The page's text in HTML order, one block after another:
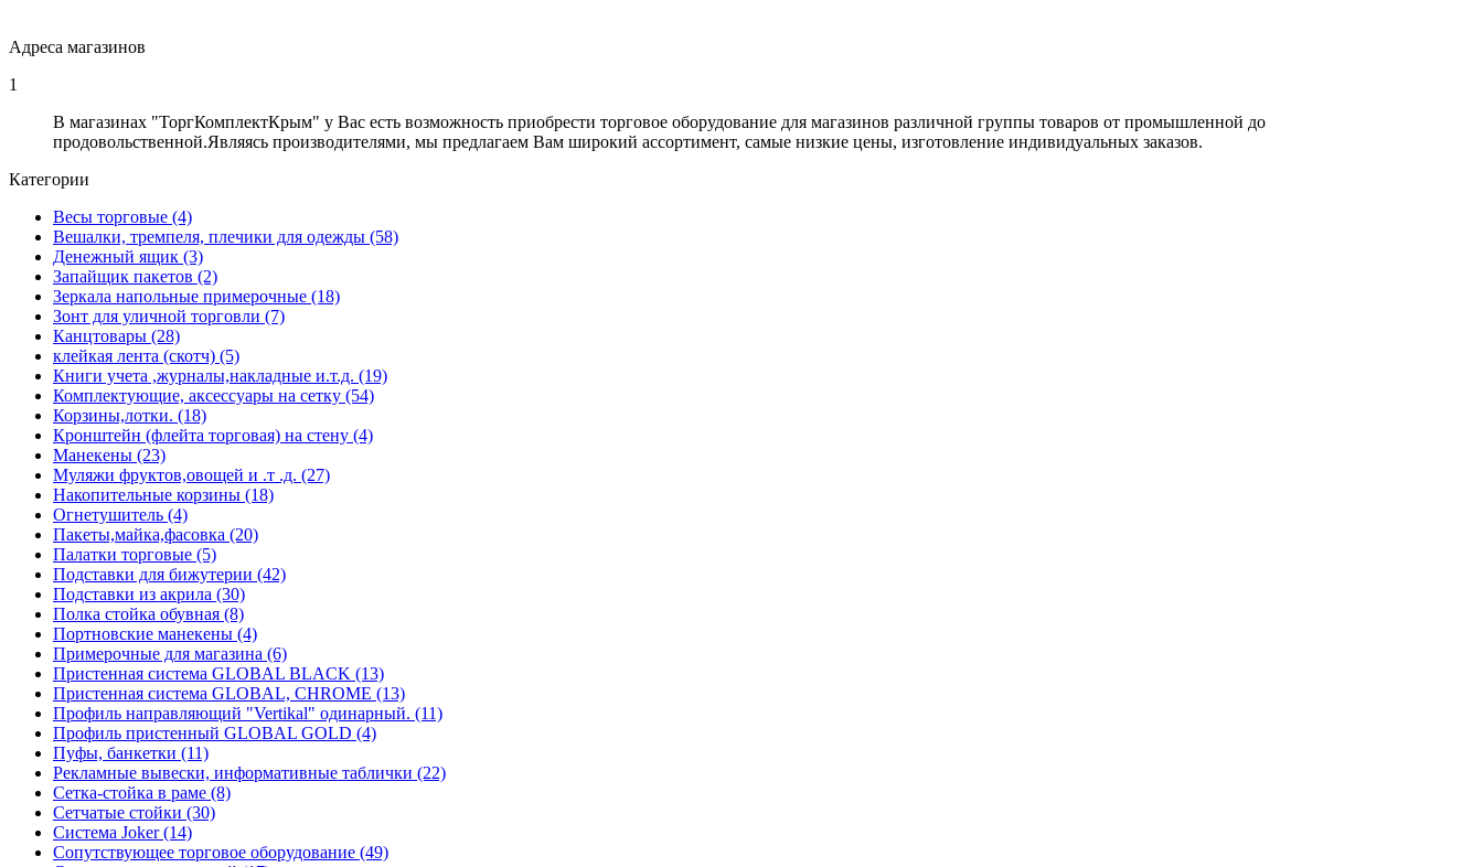
Адреса магазинов
1
В магазинах "ТоргКомплектКрым" у Вас есть возможность приобрести торговое оборудование для магазинов различной группы товаров от промышленной до
продовольственной.Являясь производителями, мы предлагаем Вам широкий ассортимент, самые низкие цены, изготовление индивидуальных заказов.
Категории
Весы торговые (4)
Вешалки, тремпеля, плечики для одежды (58)
Денежный ящик (3)
Запайщик пакетов (2)
Зеркала напольные примерочные (18)
Зонт для уличной торговли (7)
Канцтовары (28)
клейкая лента (скотч) (5)
Книги учета ,журналы,накладные и.т.д. (19)
Комплектующие, аксессуары на сетку (54)
Корзины,лотки. (18)
Кронштейн (флейта торговая) на стену (4)
Манекены (23)
Муляжи фруктов,овощей и .т .д. (27)
Накопительные корзины (18)
Огнетушитель (4)
Пакеты,майка,фасовка (20)
Палатки торговые (5)
Подставки для бижутерии (42)
Подставки из акрила (30)
Полка стойка обувная (8)
Портновские манекены (4)
Примерочные для магазина (6)
Пристенная система GLOBAL BLACK (13)
Пристенная система GLOBAL, CHROME (13)
Профиль направляющий "Vertikal" одинарный. (11)
Профиль пристенный GLOBAL GOLD (4)
Пуфы, банкетки (11)
Рекламные вывески, информативные таблички (22)
Сетка-стойка в раме (8)
Сетчатые стойки (30)
Система Joker (14)
Сопутствующее торговое оборудование (49)